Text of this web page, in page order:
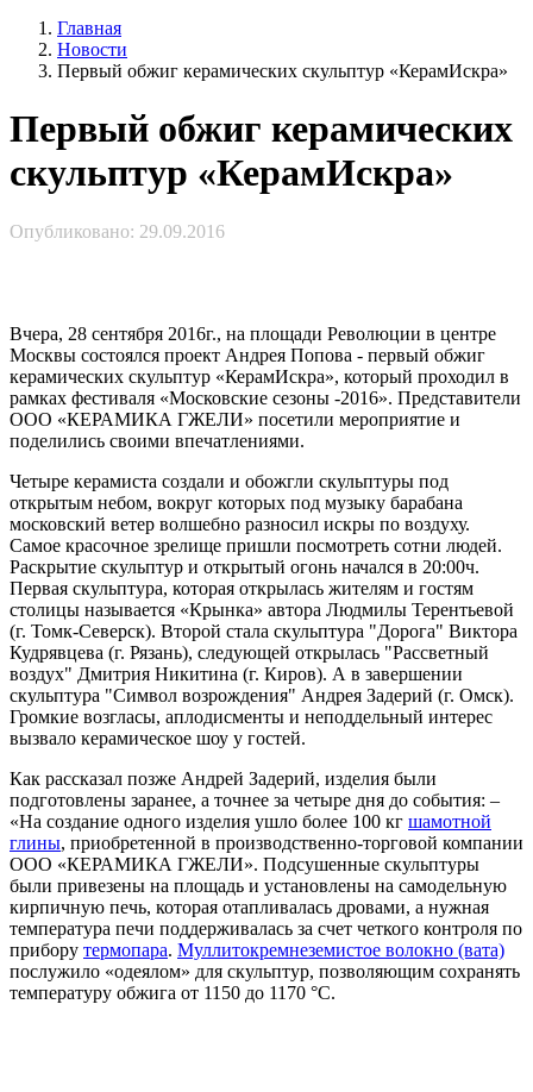
Главная
Новости
Первый обжиг керамических скульптур «КерамИскра»
Первый обжиг керамических
скульптур «КерамИскра»
Опубликовано: 29.09.2016
Вчера, 28 сентября 2016г., на площади Революции в центре
Москвы состоялся проект Андрея Попова - первый обжиг
керамических скульптур «КерамИскра», который проходил в
рамках фестиваля «Московские сезоны -2016». Представители
ООО «КЕРАМИКА ГЖЕЛИ» посетили мероприятие и
поделились своими впечатлениями.
Четыре керамиста создали и обожгли скульптуры под
открытым небом, вокруг которых под музыку барабана
московский ветер волшебно разносил искры по воздуху.
Самое красочное зрелище пришли посмотреть сотни людей.
Раскрытие скульптур и открытый огонь начался в 20:00ч.
Первая скульптура, которая открылась жителям и гостям
столицы называется «Крынка» автора Людмилы Терентьевой
(г. Томк-Северск). Второй стала скульптура "Дорога" Виктора
Кудрявцева (г. Рязань), следующей открылась "Рассветный
воздух" Дмитрия Никитина (г. Киров). А в завершении
скульптура "Символ возрождения" Андрея Задерий (г. Омск).
Громкие возгласы, аплодисменты и неподдельный интерес
вызвало керамическое шоу у гостей.
Как рассказал позже Андрей Задерий, изделия были
подготовлены заранее, а точнее за четыре дня до события: –
«На создание одного изделия ушло более 100 кг шамотной
глины, приобретенной в производственно-торговой компании
ООО «КЕРАМИКА ГЖЕЛИ». Подсушенные скульптуры
были привезены на площадь и установлены на самодельную
кирпичную печь, которая отапливалась дровами, а нужная
температура печи поддерживалась за счет четкого контроля по
прибору термопара. Муллитокремнеземистое волокно (вата)
послужило «одеялом» для скульптур, позволяющим сохранять
температуру обжига от 1150 до 1170 °С.